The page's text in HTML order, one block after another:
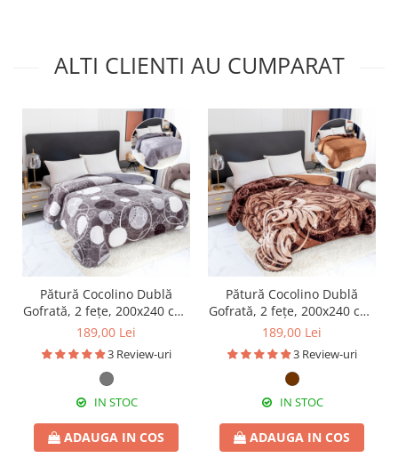
ALTI CLIENTI AU CUMPARAT
Pătură Cocolino Dublă
Gofrată, 2 fețe, 200x240 cm,
PDG04
189,00 Lei
3 Review-uri
IN STOC
ADAUGA IN COS
Pătură Cocolino Dublă
Gofrată, 2 fețe, 200x240 cm,
PDG06
189,00 Lei
3 Review-uri
IN STOC
ADAUGA IN COS